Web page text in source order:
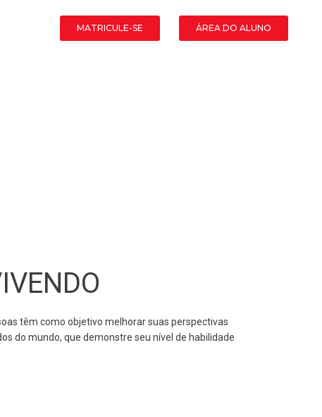
MATRICULE-SE ÁREA DO ALUNO
têm como objetivo melhorar suas perspectivas
do mundo, que demonstre seu nível de habilidade